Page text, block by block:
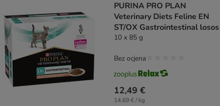
PURINA PRO PLAN
Veterinary Diets Feline EN
ST/OX Gastrointestinal losos
10 x 85 g
12,49 €
14,69 € / kg
Bez ocjena